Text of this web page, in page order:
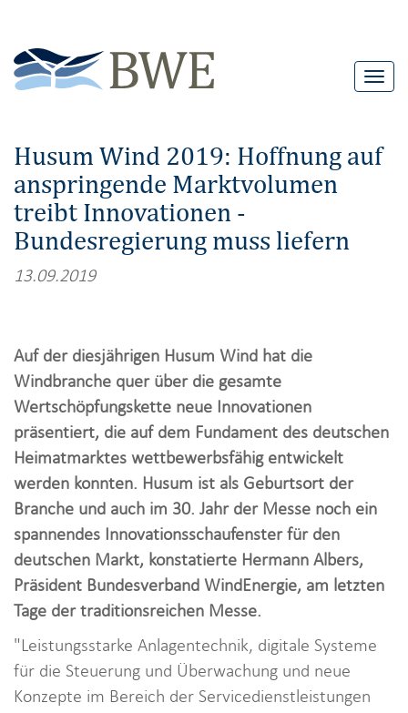
T
g
o
Husum Wind 2019: Hoffnung auf
anspringende Marktvolumen
treibt Innovationen -
Bundesregierung muss liefern
13.09.2019
Auf der diesjährigen Husum Wind hat die
Windbranche quer über die gesamte
Wertschöpfungskette neue Innovationen
präsentiert, die auf dem Fundament des deutschen
Heimatmarktes wettbewerbsfähig entwickelt
werden konnten. Husum ist als Geburtsort der
Branche und auch im 30. Jahr der Messe noch ein
spannendes Innovationsschaufenster für den
deutschen Markt, konstatierte Hermann Albers,
Präsident Bundesverband WindEnergie, am letzten
Tage der traditionsreichen Messe.
"Leistungsstarke Anlagentechnik, digitale Systeme
für die Steuerung und Überwachung und neue
Konzepte im Bereich der Servicedienstleistungen